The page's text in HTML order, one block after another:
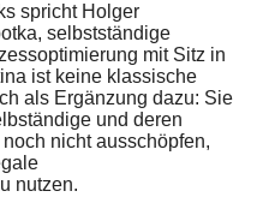
spricht Holger
selbstständige
mit Sitz in
ist keine klassische
als Ergänzung dazu: Sie
und deren
nicht ausschöpfen,
nutzen.